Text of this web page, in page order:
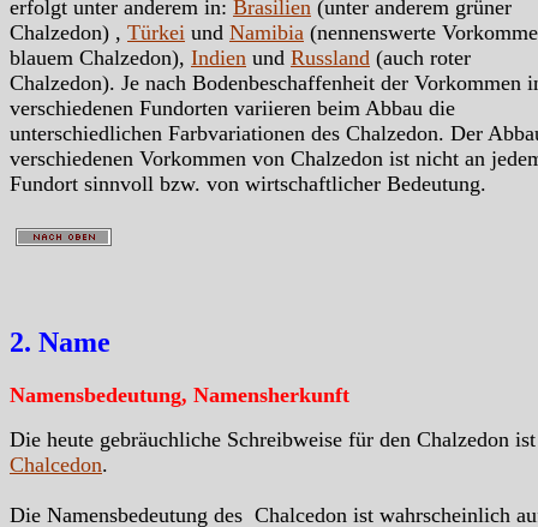
erfolgt unter anderem in: Brasilien (unter anderem grüner
Chalzedon) , Türkei und Namibia (nennenswerte
blauem Chalzedon), Indien und Russland (auch roter
Chalzedon). Je nach Bodenbeschaffenheit der Vorkommen
verschiedenen Fundorten variieren beim Abbau die
unterschiedlichen Farbvariationen des Chalzedon. Der
verschiedenen Vorkommen von Chalzedon ist nicht an
Fundort sinnvoll bzw. von wirtschaftlicher Bedeutung.
2. Name
Namensbedeutung, Namensherkunft
Die heute gebräuchliche Schreibweise für den Chalzedon ist
Chalcedon.
Die Namensbedeutung des Chalcedon ist wahrscheinlich